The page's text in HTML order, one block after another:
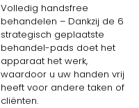
Volledig handsfree
behandelen – Dankzij de 6
strategisch geplaatste
behandel-pads doet het
apparaat het werk,
waardoor u uw handen vrij
heeft voor andere taken of
cliënten.